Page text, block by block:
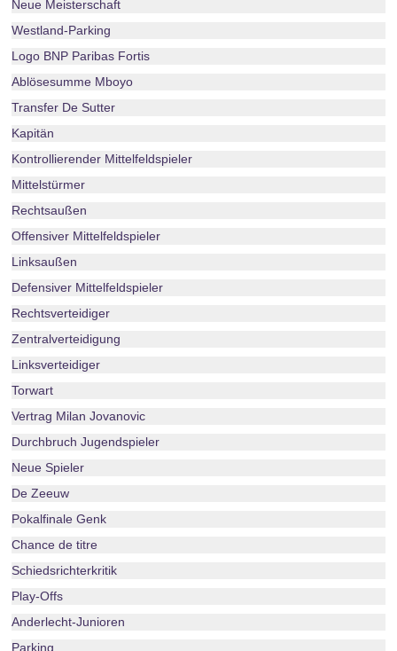
Neue Meisterschaft
Westland-Parking
Logo BNP Paribas Fortis
Ablösesumme Mboyo
Transfer De Sutter
Kapitän
Kontrollierender Mittelfeldspieler
Mittelstürmer
Rechtsaußen
Offensiver Mittelfeldspieler
Linksaußen
Defensiver Mittelfeldspieler
Rechtsverteidiger
Zentralverteidigung
Linksverteidiger
Torwart
Vertrag Milan Jovanovic
Durchbruch Jugendspieler
Neue Spieler
De Zeeuw
Pokalfinale Genk
Chance de titre
Schiedsrichterkritik
Play-Offs
Anderlecht-Junioren
Parking